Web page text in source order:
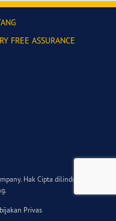
FREE ASSURANCE
Hak Cipta dilindungi
Privas